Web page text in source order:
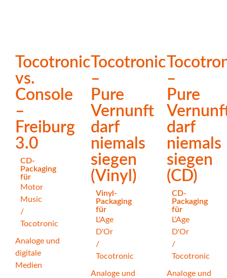
Tocotronic
vs.
Console
–
Freiburg
3.0
CD-
Packaging
für
Motor
Music
/
Tocotronic
Analoge und
digitale
Medien
Tocotronic
–
Pure
Vernunft
darf
niemals
siegen
(Vinyl)
Vinyl-
Packaging
für
L'Age
D'Or
/
Tocotronic
Analoge und
–
Pure
darf
niemals
siegen
(CD)
CD-
Packaging
für
L'Age
D'Or
/
Tocotronic
Analoge und